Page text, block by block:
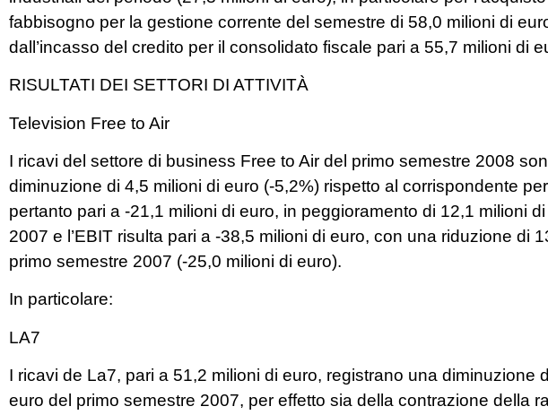
fabbisogno per la gestione corrente del semestre di 58,0 milioni di
dall’incasso del credito per il consolidato fiscale pari a 55,7 milioni di
RISULTATI DEI SETTORI DI ATTIVITÀ
Television Free to Air
I ricavi del settore di business Free to Air del primo semestre 2008
diminuzione di 4,5 milioni di euro (-5,2%) rispetto al corrispondente
pertanto pari a -21,1 milioni di euro, in peggioramento di 12,1 milioni
2007 e l’EBIT risulta pari a -38,5 milioni di euro, con una riduzione di
primo semestre 2007 (-25,0 milioni di euro).
In particolare:
LA7
I ricavi de La7, pari a 51,2 milioni di euro, registrano una diminuzione
euro del primo semestre 2007, per effetto sia della contrazione della